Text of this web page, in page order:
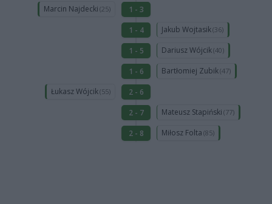
Marcin Najdecki (25)
1 - 3
1 - 4
Jakub Wojtasik(36)
1 - 5 Dariusz Wójcik(40)
1 - 6 Bartłomiej Zubik(47)
Łukasz Wójcik(55)
2 - 6
2 - 7
Mateusz Stapiński (77)
2 - 8 Miłosz Folta (85)